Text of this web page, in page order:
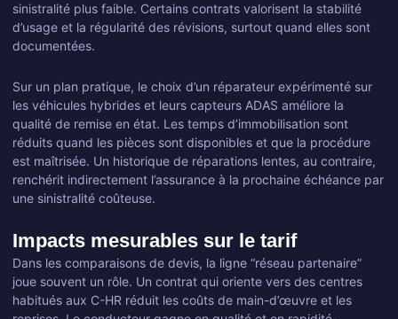
sinistralité plus faible. Certains contrats valorisent la stabilité
d’usage et la régularité des révisions, surtout quand elles sont
documentées.
Sur un plan pratique, le choix d’un réparateur expérimenté sur
les véhicules hybrides et leurs capteurs ADAS améliore la
qualité de remise en état. Les temps d’immobilisation sont
réduits quand les pièces sont disponibles et que la procédure
est maîtrisée. Un historique de réparations lentes, au contraire,
renchérit indirectement l’assurance à la prochaine échéance par
une sinistralité coûteuse.
Impacts mesurables sur le tarif
Dans les comparaisons de devis, la ligne “réseau partenaire”
joue souvent un rôle. Un contrat qui oriente vers des centres
habitués aux C-HR réduit les coûts de main-d’œuvre et les